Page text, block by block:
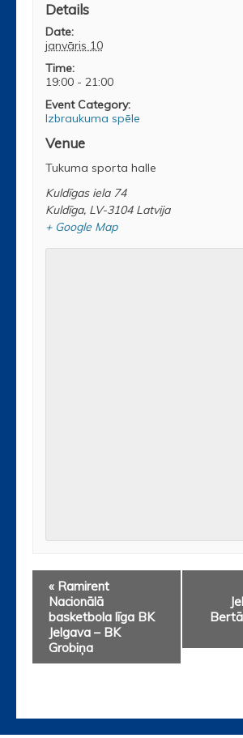
Details
Date:
janvāris 10
Time:
19:00 - 21:00
Event Category:
Izbraukuma spēle
Venue
Tukuma sporta halle
Kuldīgas iela 74
Kuldīga, LV-3104 Latvija
+ Google Map
« Ramirent
Nacionālā
basketbola līga BK
Jelgava – BK
Grobiņa